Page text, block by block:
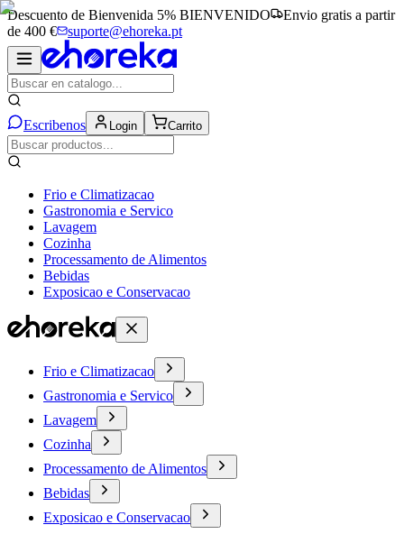
Descuento de Bienvenida 5% BIENVENIDO
Envio gratis a partir
de 400 €
suporte@ehoreka.pt
Escribenos Login Carrito
Frio e Climatizacao
Gastronomia e Servico
Lavagem
Cozinha
Processamento de Alimentos
Bebidas
Exposicao e Conservacao
Frio e Climatizacao
Gastronomia e Servico
Lavagem
Cozinha
Processamento de Alimentos
Bebidas
Exposicao e Conservacao